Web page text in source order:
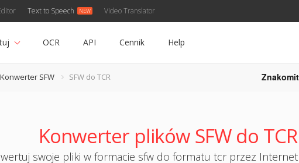
Text to Speech Video Translator
OCR API Cennik Help
Konwerter SFW SFW do TCR
Konwerter plików SFW do TCR
swoje pliki w formacie sfw do formatu tcr przez Internet